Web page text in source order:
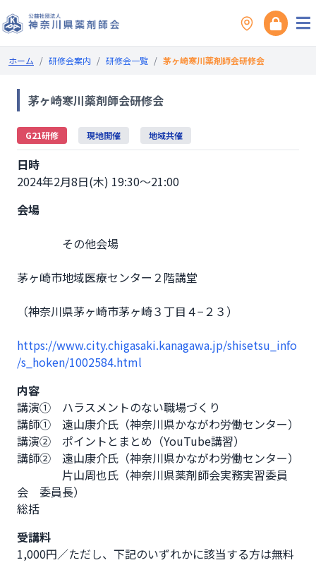
ホーム / 研修会案内 / 研修会一覧 / 茅ヶ崎寒川薬剤師会研修会
茅ヶ崎寒川薬剤師会研修会
G21研修 現地開催 地域共催
日時
2024年2月8日(木) 19:30～21:00
会場
茅ヶ崎市地域医療センター２階講堂
（神奈川県茅ヶ崎市茅ヶ崎３丁目４−２３）
https://www.city.chigasaki.kanagawa.jp/shisetsu_info
/s_hoken/1002584.html
内容
講演①　ハラスメントのない職場づくり
講師①　遠山康介氏（神奈川県かながわ労働センター）
講演②　ポイントとまとめ（YouTube講習）
講師②　遠山康介氏（神奈川県かながわ労働センター）
片山周也氏（神奈川県薬剤師会実務実習委員
会　委員長）
総括
受講料
1,000円／ただし、下記のいずれかに該当する方は無料